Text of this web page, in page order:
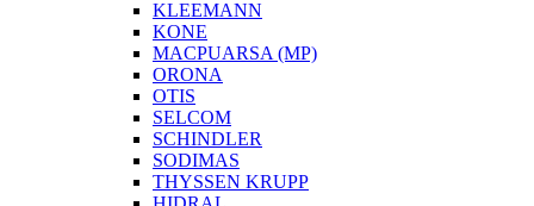
KLEEMANN
KONE
MACPUARSA (MP)
ORONA
OTIS
SELCOM
SCHINDLER
SODIMAS
THYSSEN KRUPP